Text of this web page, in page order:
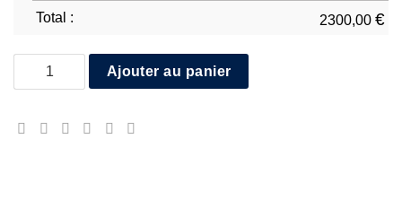
Total : 2300,00 €
quantité de RS - RaceAjouter au panier